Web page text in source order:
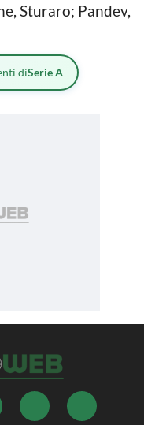
Sturaro; Pandev,
diSerie A